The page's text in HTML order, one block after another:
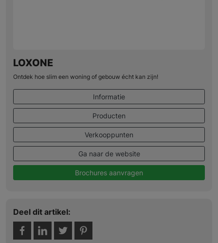
LOXONE
Ontdek hoe slim een woning of gebouw écht kan zijn!
Informatie
Producten
Verkooppunten
Ga naar de website
Brochures aanvragen
Deel dit artikel: